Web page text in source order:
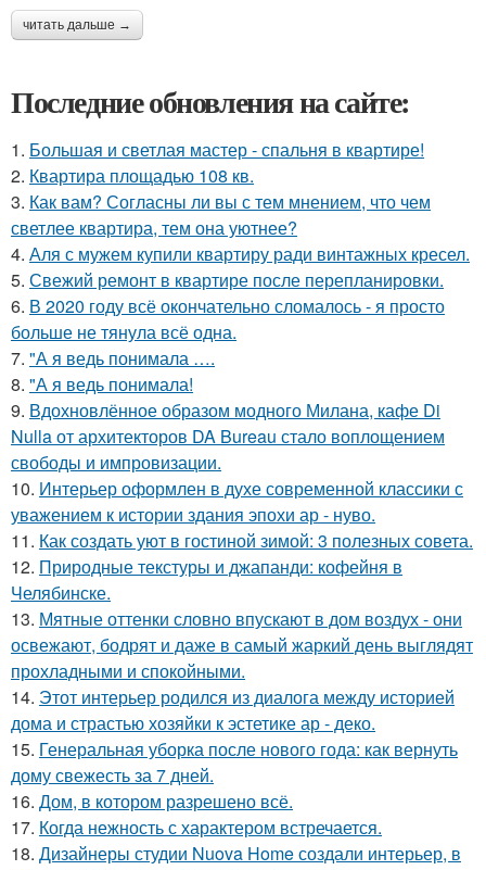
читать дальше →
Последние обновления на сайте:
1. Большая и светлая мастер - спальня в квартире!
2. Квартира площадью 108 кв.
3. Как вам? Согласны ли вы с тем мнением, что чем
светлее квартира, тем она уютнее?
4. Аля с мужем купили квартиру ради винтажных кресел.
5. Свежий ремонт в квартире после перепланировки.
6. В 2020 году всё окончательно сломалось - я просто
больше не тянула всё одна.
7. "А я ведь понимала ….
8. "А я ведь понимала!
9. Вдохновлённое образом модного Милана, кафе Di
Nulla от архитекторов DA Bureau стало воплощением
свободы и импровизации.
10. Интерьер оформлен в духе современной классики с
уважением к истории здания эпохи ар - нуво.
11. Как создать уют в гостиной зимой: 3 полезных совета.
12. Природные текстуры и джапанди: кофейня в
Челябинске.
13. Мятные оттенки словно впускают в дом воздух - они
освежают, бодрят и даже в самый жаркий день выглядят
прохладными и спокойными.
14. Этот интерьер родился из диалога между историей
дома и страстью хозяйки к эстетике ар - деко.
15. Генеральная уборка после нового года: как вернуть
дому свежесть за 7 дней.
16. Дом, в котором разрешено всё.
17. Когда нежность с характером встречается.
18. Дизайнеры студии Nuova Home создали интерьер, в